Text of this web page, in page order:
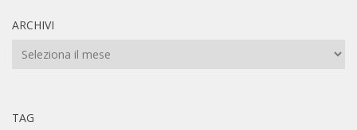
ARCHIVI
Archivi
TAG